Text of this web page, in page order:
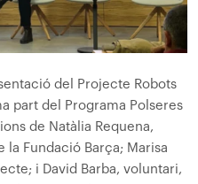
del Projecte Robots
part del Programa Polseres
de Natàlia Requena,
Fundació Barça; Marisa
i David Barba, voluntari,